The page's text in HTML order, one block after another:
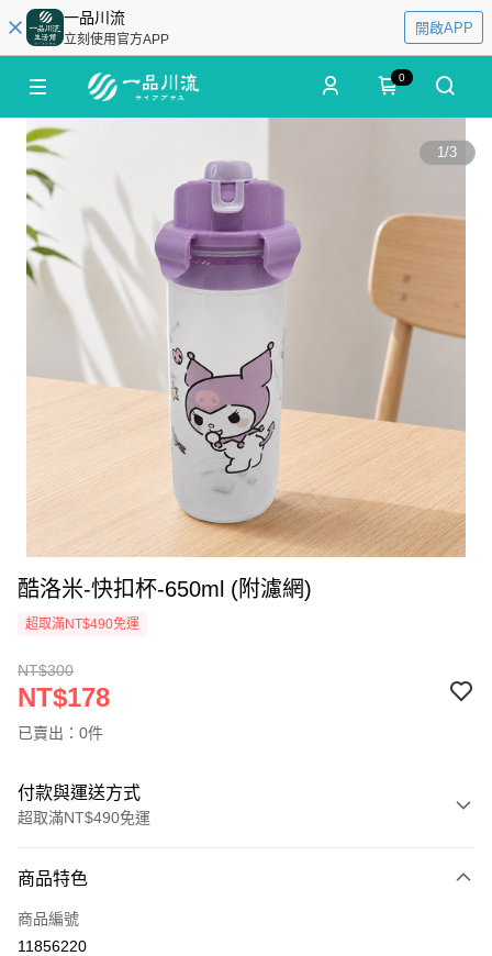
一品川流
立刻使用官方APP
開啟APP
0
1/3
酷洛米-快扣杯-650ml (附濾網)
超取滿NT$490免運
NT$300
NT$178
已賣出：0件
付款與運送方式
超取滿NT$490免運
信用卡一次付款
信用卡分期付款
商品特色
商品編號
11856220